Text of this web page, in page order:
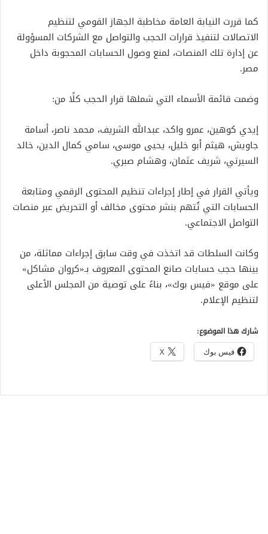
كما قررت النيابة العامة مخاطبة الجهاز القومي لتنظيم
الاتصالات لتنفيذ قرارات الحجب والتواصل مع الشركات المسؤولة
عن إدارة تلك المنصات، لمنع وصول الحسابات المحجوبة داخل
مصر.
وضمت قائمة الأسماء التي شملها قرار الحجب كلًا من:
إيدي كوهين، عمرو واكد، عبدالله الشريف، محمد ناصر، أسامة
جاويش، هيثم أبو خليل، يحيى موسى، سامي كمال الدين، خالد
السيرتي، شريف عثمان، وهشام صبري.
ويأتي القرار في إطار إجراءات تنظيم المحتوى الرقمي ومتابعة
الحسابات التي تُتهم بنشر محتوى مخالف أو التحريض عبر منصات
التواصل الاجتماعي.
وكانت السلطات قد اتخذت في وقت سابق إجراءات مماثلة، من
بينها حجب حسابات صانع المحتوى المعروف بـ«كروان مشاكل»
على موقع «فيس بوك»، بناءً على توصية من المجلس الأعلى
لتنظيم الإعلام.
شارك هذا الموضوع:
فيس بوك X